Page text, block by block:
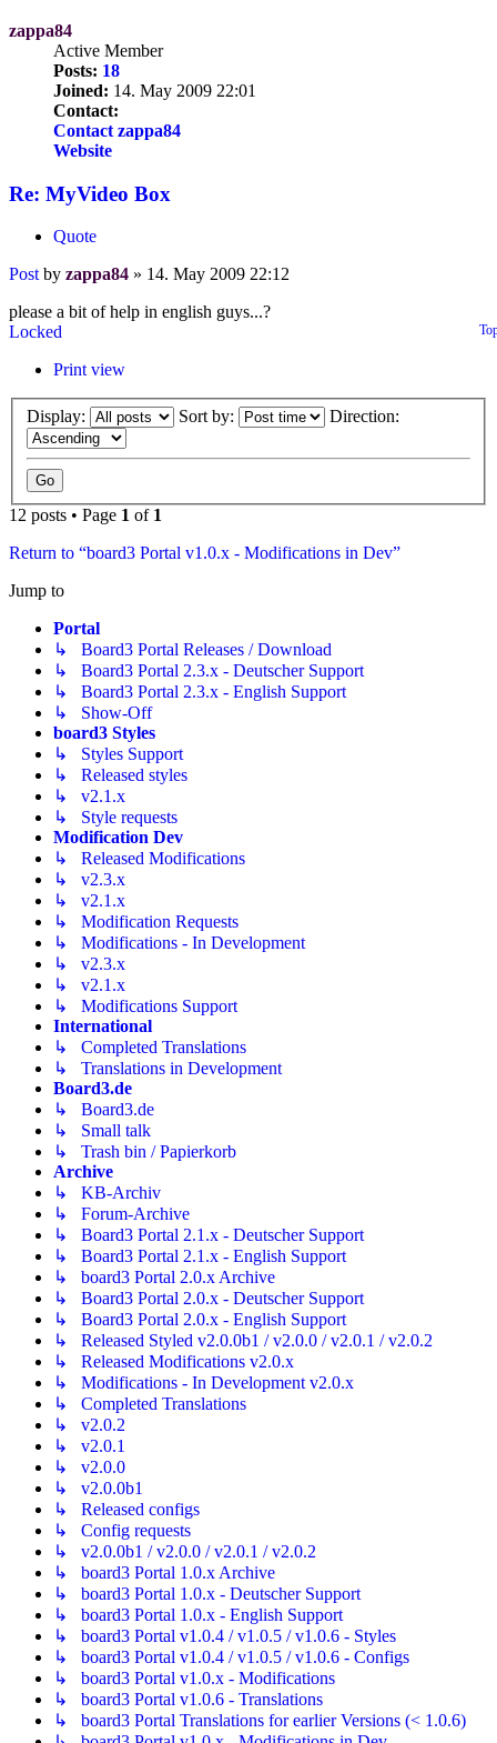
zappa84
Active Member
Posts: 18
Joined: 14. May 2009 22:01
Contact:
Contact zappa84
Website
Re: MyVideo Box
Quote
Post by zappa84 » 14. May 2009 22:12
please a bit of help in english guys...?
Locked
Print view
Display: Sort by: Direction:
12 posts • Page 1 of 1
Return to “board3 Portal v1.0.x - Modifications in Dev”
Jump to
Portal
↳ Board3 Portal Releases / Download
↳ Board3 Portal 2.3.x - Deutscher Support
↳ Board3 Portal 2.3.x - English Support
↳ Show-Off
board3 Styles
↳ Styles Support
↳ Released styles
↳ v2.1.x
↳ Style requests
Modification Dev
↳ Released Modifications
↳ v2.3.x
↳ v2.1.x
↳ Modification Requests
↳ Modifications - In Development
↳ v2.3.x
↳ v2.1.x
↳ Modifications Support
International
↳ Completed Translations
↳ Translations in Development
Board3.de
↳ Board3.de
↳ Small talk
↳ Trash bin / Papierkorb
Archive
↳ KB-Archiv
↳ Forum-Archive
↳ Board3 Portal 2.1.x - Deutscher Support
↳ Board3 Portal 2.1.x - English Support
↳ board3 Portal 2.0.x Archive
↳ Board3 Portal 2.0.x - Deutscher Support
↳ Board3 Portal 2.0.x - English Support
↳ Released Styled v2.0.0b1 / v2.0.0 / v2.0.1 / v2.0.2
↳ Released Modifications v2.0.x
↳ Modifications - In Development v2.0.x
↳ Completed Translations
↳ v2.0.2
↳ v2.0.1
↳ v2.0.0
↳ v2.0.0b1
↳ Released configs
↳ Config requests
↳ v2.0.0b1 / v2.0.0 / v2.0.1 / v2.0.2
↳ board3 Portal 1.0.x Archive
↳ board3 Portal 1.0.x - Deutscher Support
↳ board3 Portal 1.0.x - English Support
↳ board3 Portal v1.0.4 / v1.0.5 / v1.0.6 - Styles
↳ board3 Portal v1.0.4 / v1.0.5 / v1.0.6 - Configs
↳ board3 Portal v1.0.x - Modifications
↳ board3 Portal v1.0.6 - Translations
↳ board3 Portal Translations for earlier Versions (< 1.0.6)